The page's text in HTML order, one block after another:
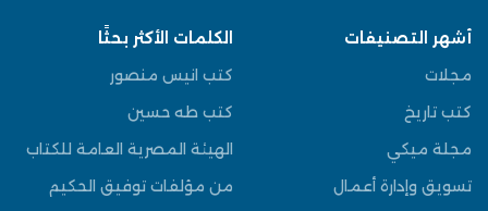
أشهر التصنيفات
مجلات
كتب تاريخ
مجلة ميكي
تسويق وإدارة أعمال
الكلمات الأكثر بحثًا
كتب انيس منصور
كتب طه حسين
الهيئة المصرية العامة للكتاب
من مؤلفات توفيق الحكيم